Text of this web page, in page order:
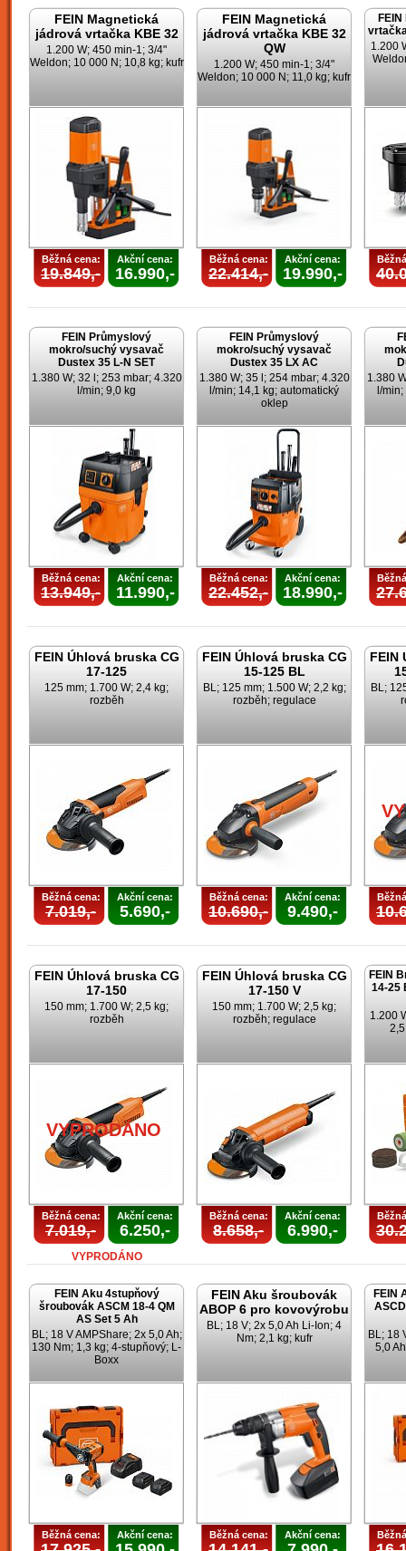
FEIN Magnetická
jádrová vrtačka KBE 32
1.200 W; 450 min-1; 3/4"
Weldon; 10 000 N; 10,8 kg; kufr
Běžná cena:
19.849,-
Akční cena:
16.990,-
FEIN Magnetická
jádrová vrtačka KBE 32
QW
1.200 W; 450 min-1; 3/4"
Weldon; 10 000 N; 11,0 kg; kufr
Běžná cena:
22.414,-
Akční cena:
19.990,-
1.200
FEIN Průmyslový
mokro/suchý vysavač
Dustex 35 L-N SET
1.380 W; 32 l; 253 mbar; 4.320
l/min; 9,0 kg
Běžná cena:
13.949,-
Akční cena:
11.990,-
FEIN Průmyslový
mokro/suchý vysavač
Dustex 35 LX AC
1.380 W; 35 l; 254 mbar; 4.320
l/min; 14,1 kg; automatický
oklep
Běžná cena:
22.452,-
Akční cena:
18.990,-
1.380
l/
FEIN Úhlová bruska CG
17-125
125 mm; 1.700 W; 2,4 kg;
rozběh
Běžná cena:
7.019,-
Akční cena:
5.690,-
FEIN Úhlová bruska CG
15-125 BL
BL; 125 mm; 1.500 W; 2,2 kg;
rozběh; regulace
Běžná cena:
10.690,-
Akční cena:
9.490,-
FEIN
BL;
FEIN Úhlová bruska CG
17-150
150 mm; 1.700 W; 2,5 kg;
rozběh
VYPRODÁNO
Běžná cena:
7.019,-
Akční cena:
6.250,-
VYPRODÁNO
FEIN Úhlová bruska CG
17-150 V
150 mm; 1.700 W; 2,5 kg;
rozběh; regulace
Běžná cena:
8.658,-
Akční cena:
6.990,-
FEIN
14-25
1.200
FEIN Aku 4stupňový
šroubovák ASCM 18-4 QM
AS Set 5 Ah
BL; 18 V AMPShare; 2x 5,0 Ah;
130 Nm; 1,3 kg; 4-stupňový; L-
Boxx
Běžná cena: Akční cena:
FEIN Aku šroubovák
ABOP 6 pro kovovýrobu
BL; 18 V; 2x 5,0 Ah Li-Ion; 4
Nm; 2,1 kg; kufr
Běžná cena: Akční cena:
FEIN
BL; 18
5,0